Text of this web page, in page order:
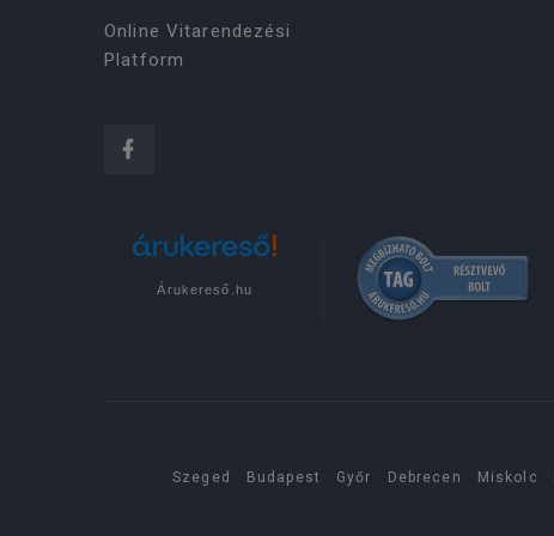
Online Vitarendezési
Platform
Árukereső.hu
Szeged Budapest Győr Debrecen Miskolc